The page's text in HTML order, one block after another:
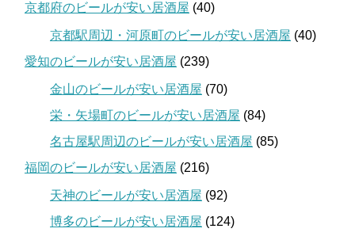
京都府のビールが安い居酒屋 (40)
京都駅周辺・河原町のビールが安い居酒屋 (40)
愛知のビールが安い居酒屋 (239)
金山のビールが安い居酒屋 (70)
栄・矢場町のビールが安い居酒屋 (84)
名古屋駅周辺のビールが安い居酒屋 (85)
福岡のビールが安い居酒屋 (216)
天神のビールが安い居酒屋 (92)
博多のビールが安い居酒屋 (124)